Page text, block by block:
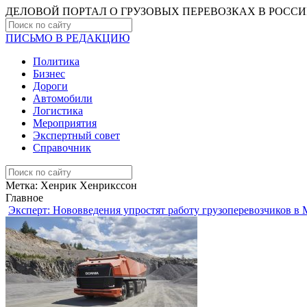
ДЕЛОВОЙ ПОРТАЛ О ГРУЗОВЫХ ПЕРЕВОЗКАХ В
ПИСЬМО В РЕДАКЦИЮ
Политика
Бизнес
Дороги
Автомобили
Логистика
Мероприятия
Экспертный совет
Справочник
Метка: Хенрик Хенрикссон
Главное
Эксперт: Нововведения упростят работу грузоперевозчиков в